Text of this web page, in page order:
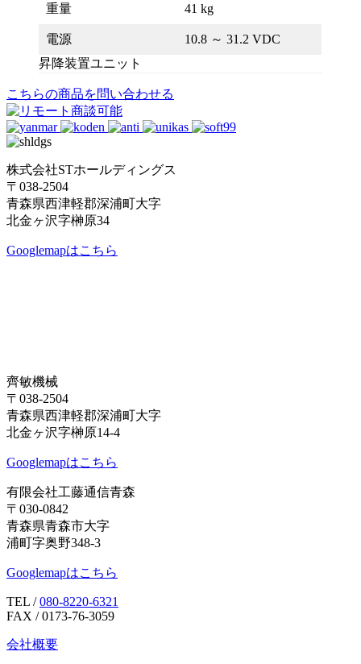
重量 41 kg
電源
10.8 ～ 31.2 VDC
昇降装置ユニット
こちらの商品を問い合わせる
株式会社STホールディングス
〒038-2504
青森県西津軽郡深浦町大字
北金ヶ沢字榊原34
Googlemapはこちら
齊敏機械
〒038-2504
青森県西津軽郡深浦町大字
北金ヶ沢字榊原14-4
Googlemapはこちら
有限会社工藤通信青森
〒030-0842
青森県青森市大字
浦町字奥野348-3
Googlemapはこちら
TEL /080-8220-6321
FAX / 0173-76-3059
会社概要